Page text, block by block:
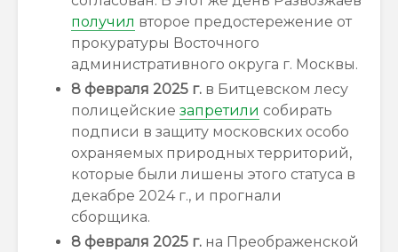
получил второе предостережение от
прокуратуры Восточного
административного округа г. Москвы.
8 февраля 2025 г. в Битцевском лесу
полицейские запретили собирать
подписи в защиту московских особо
охраняемых природных территорий,
которые были лишены этого статуса в
декабре 2024 г., и прогнали
сборщика.
8 февраля 2025 г. на Преображенской